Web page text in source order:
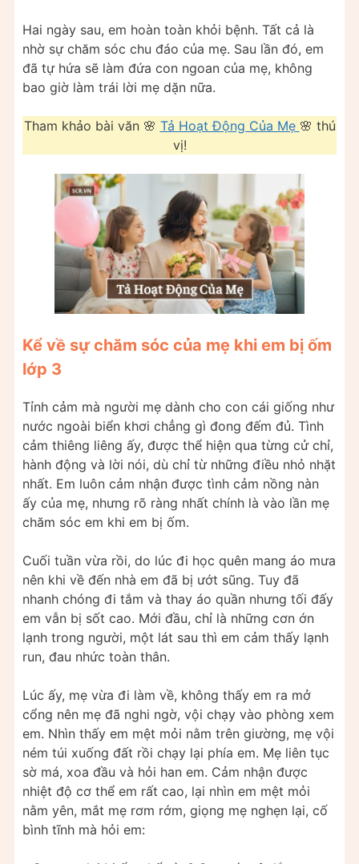
Hai ngày sau, em hoàn toàn khỏi bệnh. Tất cả là
nhờ sự chăm sóc chu đáo của mẹ. Sau lần đó, em
đã tự hứa sẽ làm đứa con ngoan của mẹ, không
bao giờ làm trái lời mẹ dặn nữa.
Tham khảo bài văn 🌸 Tả Hoạt Động Của Mẹ 🌸 thú
vị!
Kể về sự chăm sóc của mẹ khi em bị ốm
lớp 3
Tỉnh cảm mà người mẹ dành cho con cái giống như
nước ngoài biển khơi chẳng gì đong đếm đủ. Tình
cảm thiêng liêng ấy, được thể hiện qua từng cử chỉ,
hành động và lời nói, dù chỉ từ những điều nhỏ nhặt
nhất. Em luôn cảm nhận được tình cảm nồng nàn
ấy của mẹ, nhưng rõ ràng nhất chính là vào lần mẹ
chăm sóc em khi em bị ốm.
Cuối tuần vừa rồi, do lúc đi học quên mang áo mưa
nên khi về đến nhà em đã bị ướt sũng. Tuy đã
nhanh chóng đi tắm và thay áo quần nhưng tối đấy
em vẫn bị sốt cao. Mới đầu, chỉ là những cơn ớn
lạnh trong người, một lát sau thì em cảm thấy lạnh
run, đau nhức toàn thân.
Lúc ấy, mẹ vừa đi làm về, không thấy em ra mở
cổng nên mẹ đã nghi ngờ, vội chạy vào phòng xem
em. Nhìn thấy em mệt mỏi nằm trên giường, mẹ vội
ném túi xuống đất rồi chạy lại phía em. Mẹ liên tục
sờ má, xoa đầu và hỏi han em. Cảm nhận được
nhiệt độ cơ thể em rất cao, lại nhìn em mệt mỏi
nằm yên, mắt mẹ rơm rớm, giọng mẹ nghẹn lại, cố
bình tĩnh mà hỏi em: